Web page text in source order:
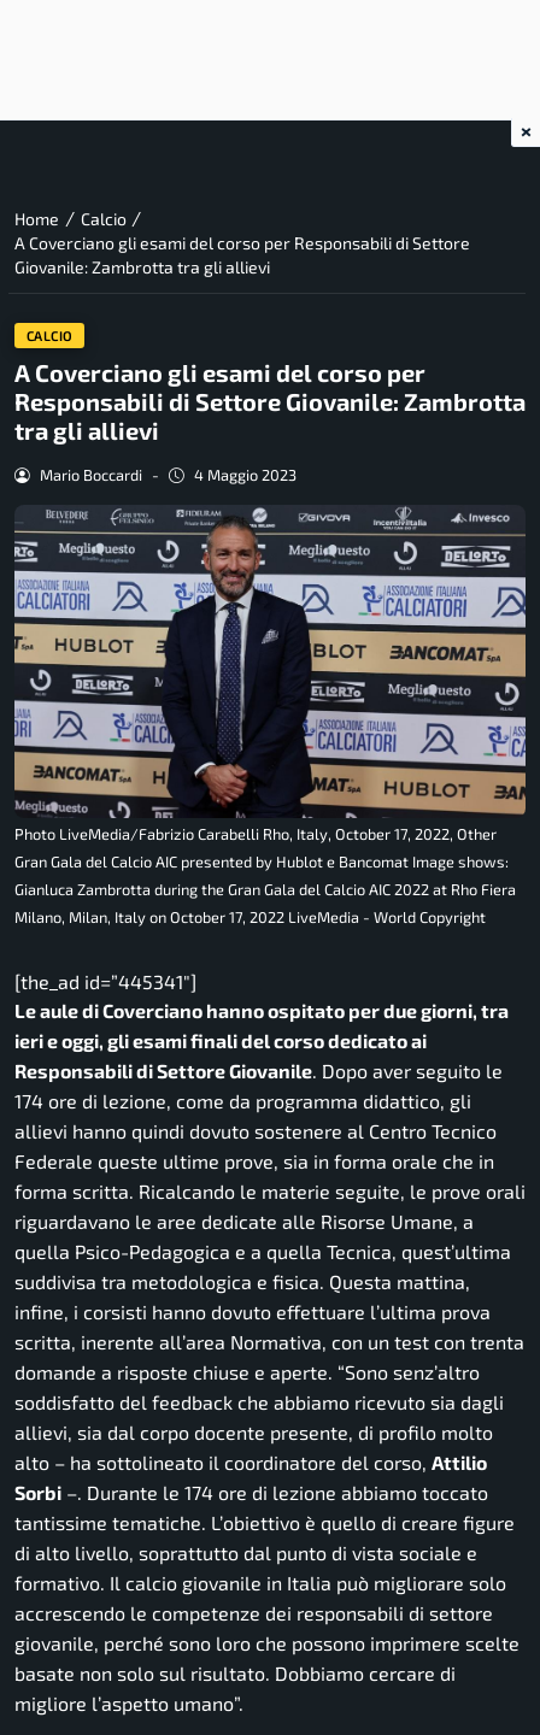
Home / Calcio /
A Coverciano gli esami del corso per Responsabili di Settore
Giovanile: Zambrotta tra gli allievi
CALCIO
A Coverciano gli esami del corso per
Responsabili di Settore Giovanile: Zambrotta
tra gli allievi
Mario Boccardi - 4 Maggio 2023
Photo LiveMedia/Fabrizio Carabelli Rho, Italy, October 17, 2022, Other
Gran Gala del Calcio AIC presented by Hublot e Bancomat Image shows:
Gianluca Zambrotta during the Gran Gala del Calcio AIC 2022 at Rho Fiera
Milano, Milan, Italy on October 17, 2022 LiveMedia - World Copyright
[the_ad id=”445341″]
Le aule di Coverciano hanno ospitato per due giorni, tra
ieri e oggi, gli esami finali del corso dedicato ai
Responsabili di Settore Giovanile. Dopo aver seguito le
174 ore di lezione, come da programma didattico, gli
allievi hanno quindi dovuto sostenere al Centro Tecnico
Federale queste ultime prove, sia in forma orale che in
forma scritta. Ricalcando le materie seguite, le prove orali
riguardavano le aree dedicate alle Risorse Umane, a
quella Psico-Pedagogica e a quella Tecnica, quest’ultima
suddivisa tra metodologica e fisica. Questa mattina,
infine, i corsisti hanno dovuto effettuare l’ultima prova
scritta, inerente all’area Normativa, con un test con trenta
domande a risposte chiuse e aperte. “Sono senz’altro
soddisfatto del feedback che abbiamo ricevuto sia dagli
allievi, sia dal corpo docente presente, di profilo molto
alto – ha sottolineato il coordinatore del corso, Attilio
Sorbi –. Durante le 174 ore di lezione abbiamo toccato
tantissime tematiche. L’obiettivo è quello di creare figure
di alto livello, soprattutto dal punto di vista sociale e
formativo. Il calcio giovanile in Italia può migliorare solo
accrescendo le competenze dei responsabili di settore
giovanile, perché sono loro che possono imprimere scelte
basate non solo sul risultato. Dobbiamo cercare di
migliore l’aspetto umano”.
×